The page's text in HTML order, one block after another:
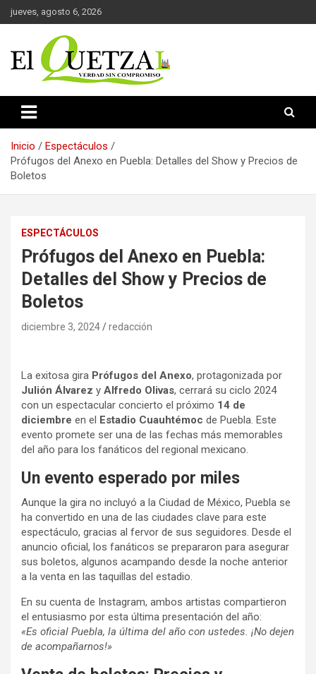
Saltar
al
jueves, agosto 6, 2026
El Quetzal de Cholula
Inicio
Espectáculos
Prófugos del Anexo en Puebla: Detalles del Show y Precios de
Boletos
ESPECTÁCULOS
Prófugos del Anexo en Puebla:
Detalles del Show y Precios de
Boletos
diciembre 3, 2024 redacción
La exitosa gira Prófugos del Anexo, protagonizada por
Julión Álvarez y Alfredo Olivas, cerrará su ciclo 2024
con un espectacular concierto el próximo 14 de
diciembre en el Estadio Cuauhtémoc de Puebla. Este
evento promete ser una de las fechas más memorables
del año para los fanáticos del regional mexicano.
Un evento esperado por miles
Aunque la gira no incluyó a la Ciudad de México, Puebla se
ha convertido en una de las ciudades clave para este
espectáculo, gracias al fervor de sus seguidores. Desde el
anuncio oficial, los fanáticos se prepararon para asegurar
sus boletos, algunos acampando desde la noche anterior
a la venta en las taquillas del estadio.
En su cuenta de Instagram, ambos artistas compartieron
el entusiasmo por esta última presentación del año:
«Es oficial Puebla, la última del año con ustedes. ¡No dejen
de acompañarnos!»